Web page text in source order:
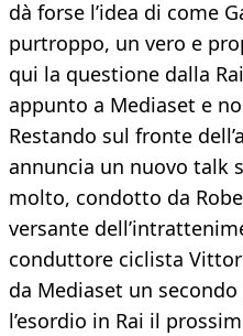
dà forse l’idea di come
purtroppo, un vero e
qui la questione dalla
appunto a Mediaset e
Restando sul fronte
annuncia un nuovo talk
molto, condotto da
versante
conduttore ciclista
da Mediaset un
l’esordio in Rai il